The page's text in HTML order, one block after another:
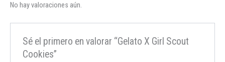
No hay valoraciones aún.
Sé el primero en valorar “Gelato X Girl Scout
Cookies”